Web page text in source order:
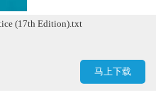
(17th Edition).txt
马上下载